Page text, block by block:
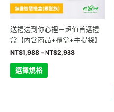
送禮送到你心裡－超值首選禮
盒【內含商品+禮盒+手提袋】
NT$1,988 – NT$2,988
選擇規格
式。
可
在
產
選